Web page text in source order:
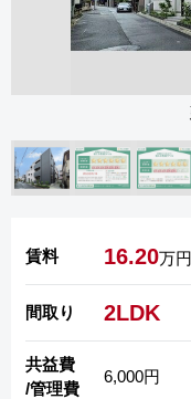
賃料 16.20万円
間取り 2LDK
共益費
/管理費
6,000円